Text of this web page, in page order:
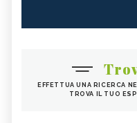
EFFETTUA UNA RICERCA
TROVA IL TUO